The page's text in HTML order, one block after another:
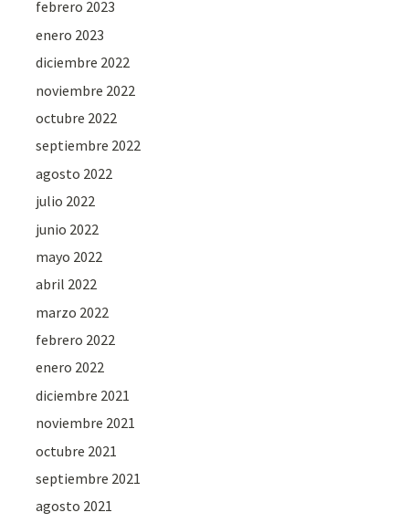
febrero 2023
enero 2023
diciembre 2022
noviembre 2022
octubre 2022
septiembre 2022
agosto 2022
julio 2022
junio 2022
mayo 2022
abril 2022
marzo 2022
febrero 2022
enero 2022
diciembre 2021
noviembre 2021
octubre 2021
septiembre 2021
agosto 2021